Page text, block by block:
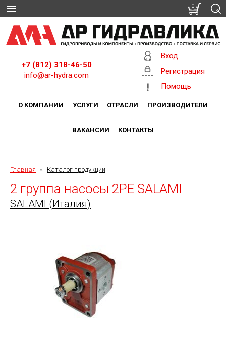
+7 (812) 318-46-50
info@ar-hydra.com
Вход
Регистрация
Помощь
О КОМПАНИИ УСЛУГИ ОТРАСЛИ ПРОИЗВОДИТЕЛИ
ВАКАНСИИ КОНТАКТЫ
Главная » Каталог продукции
2 группа насосы 2PE SALAMI
SALAMI (Италия)
0